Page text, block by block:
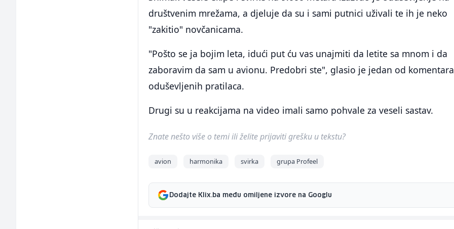
društvenim mrežama, a djeluje da su i sami putnici uživali te ih je neko
"zakitio" novčanicama.
"Pošto se ja bojim leta, idući put ću vas unajmiti da letite sa mnom i da
zaboravim da sam u avionu. Predobri ste", glasio je jedan od komentara
oduševljenih pratilaca.
Drugi su u reakcijama na video imali samo pohvale za veseli sastav.
Znate nešto više o temi ili želite prijaviti grešku u tekstu?
avion harmonika svirka grupa Profeel
Dodajte Klix.ba među omiljene izvore na Googlu